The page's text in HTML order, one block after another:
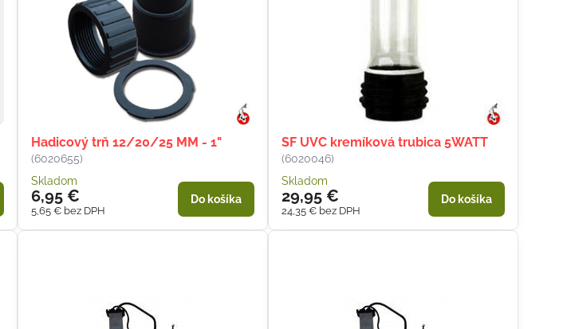
Hadicový trň 12/20/25 MM - 1"
(6020655)
Skladom
6,95 €
5,65 € bez DPH
Do košíka
SF UVC kremíková trubica 5WATT
(6020046)
Skladom
29,95 €
24,35 € bez DPH
Do košíka